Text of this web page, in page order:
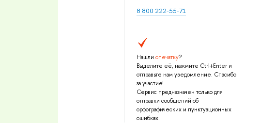
8 800 222-55-71
Нашли опечатку?
Выделите её, нажмите Ctrl+Enter и
отправьте нам уведомление. Спасибо
за участие!
Сервис предназначен только для
отправки сообщений об
орфографических и пунктуационных
ошибках.